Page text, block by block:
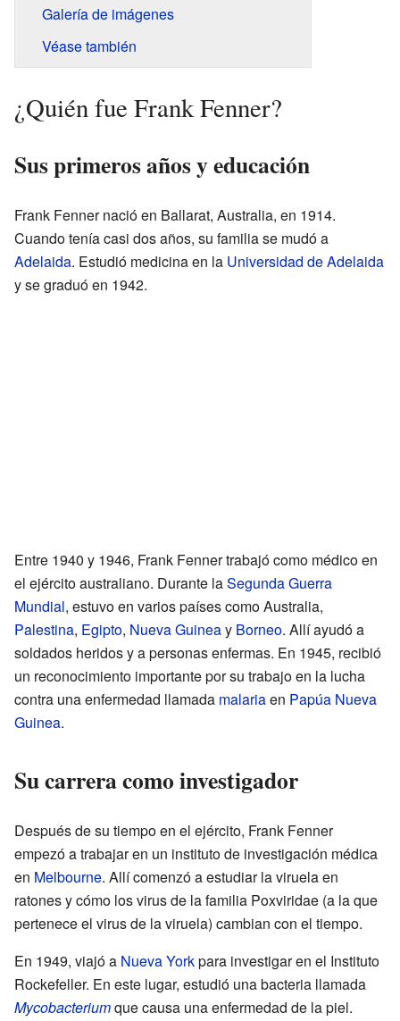
Galería de imágenes
Véase también
¿Quién fue Frank Fenner?
Sus primeros años y educación
Frank Fenner nació en Ballarat, Australia, en 1914.
Cuando tenía casi dos años, su familia se mudó a
Adelaida. Estudió medicina en la Universidad de Adelaida
y se graduó en 1942.
Entre 1940 y 1946, Frank Fenner trabajó como médico en
el ejército australiano. Durante laSegunda Guerra
Mundial, estuvo en varios países como Australia,
Palestina, Egipto, Nueva Guineay Borneo. Allí ayudó a
soldados heridos y a personas enfermas. En 1945, recibió
un reconocimiento importante por su trabajo en la lucha
contra una enfermedad llamada malariaen Papúa Nueva
Guinea.
Su carrera como investigador
Después de su tiempo en el ejército, Frank Fenner
empezó a trabajar en un instituto de investigación médica
en Melbourne. Allí comenzó a estudiar la viruela en
ratones y cómo los virus de la familia Poxviridae (a la que
pertenece el virus de la viruela) cambian con el tiempo.
En 1949, viajó a Nueva Yorkpara investigar en el Instituto
Rockefeller. En este lugar, estudió una bacteria llamada
Mycobacteriumque causa una enfermedad de la piel.